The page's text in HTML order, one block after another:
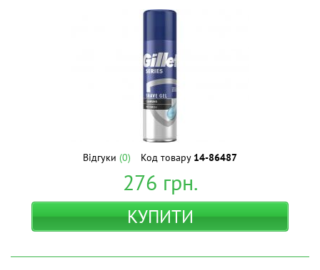
Відгуки (0) Код товару 14-86487
276 грн.
КУПИТИ